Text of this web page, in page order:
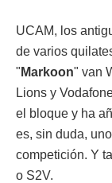
UCAM, los
de varios
" Markoon" van
Lions y
el bloque y ha
es, sin duda,
competición. Y
o S2V.